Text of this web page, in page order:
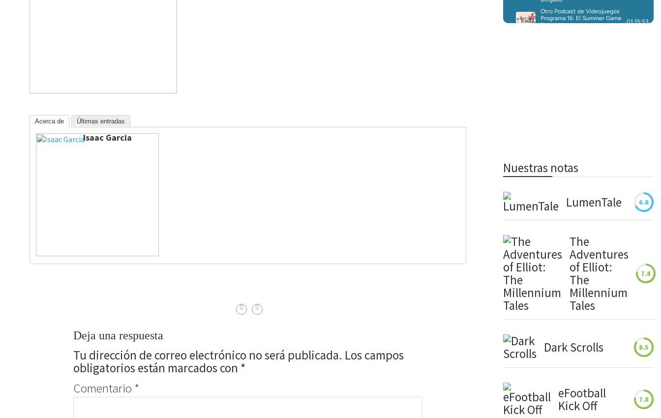
Acerca de Últimas entradas
Isaac Garcia
Deja una respuesta
Tu dirección de correo electrónico no será publicada. Los campos
obligatorios están marcados con *
Comentario *
Nuestras notas
LumenTale 6.8
The
Adventures
of Elliot:
The
Millennium
Tales
7.8
Dark Scrolls 8.5
eFootball
Kick Off
7.8